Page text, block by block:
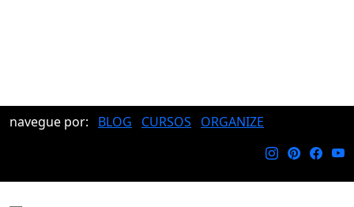
navegue por: BLOG CURSOS ORGANIZE